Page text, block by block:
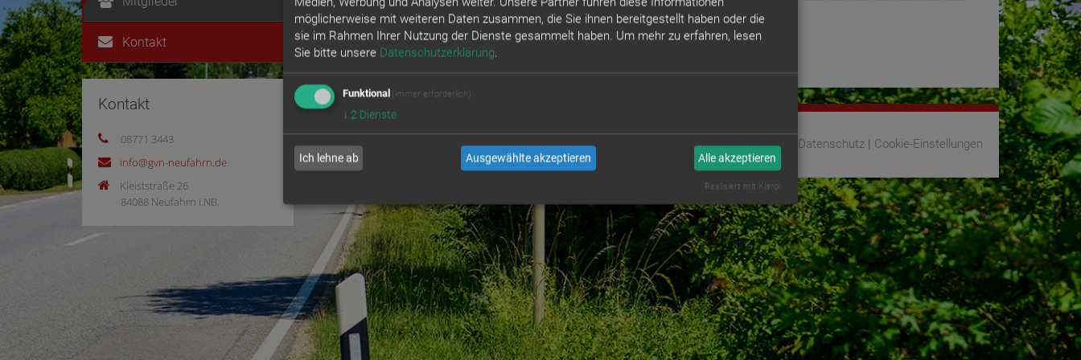
Kontakt
Kontakt
08771 3443
info@gvn-neufahrn.de
Kleiststraße 26
84088 Neufahrn i.NB.
Z
Mit den ausgewählten Filterkriterien sind keine Einträge vorhanden.
© 2018-2025 Gewerbeverein Neufahrn | Webdesign by Impressum Datenschutz | Cookie-Einstellungen
möglicherweise mit weiteren Daten zusammen, die Sie ihnen bereitgestellt haben oder die
sie im Rahmen Ihrer Nutzung der Dienste gesammelt haben. Um mehr zu erfahren, lesen
Sie bitte unsere Datenschutzerklärung.
Funktional (immer erforderlich)
↓ 2 Dienste
Ich lehne ab Ausgewählte akzeptieren Alle akzeptieren
Realisiert mit Klaro!